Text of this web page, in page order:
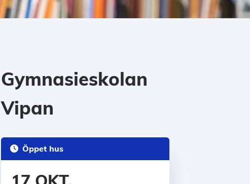
Gymnasieskolan
Vipan
Öppet hus